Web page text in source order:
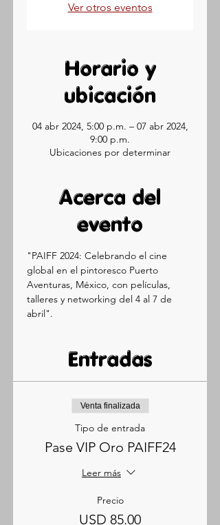
Ver otros eventos
Horario y
ubicación
04 abr 2024, 5:00 p.m. – 07 abr 2024,
9:00 p.m.
Ubicaciones por determinar
Acerca del
evento
"PAIFF 2024: Celebrando el cine
global en el pintoresco Puerto
Aventuras, México, con películas,
talleres y networking del 4 al 7 de
abril".
Entradas
Venta finalizada
Tipo de entrada
Pase VIP Oro PAIFF24
Leer más
Precio
USD 85.00